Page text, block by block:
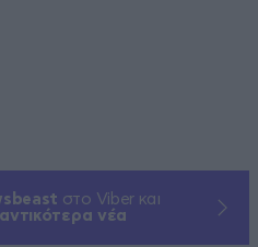
στο Viber και
νέα